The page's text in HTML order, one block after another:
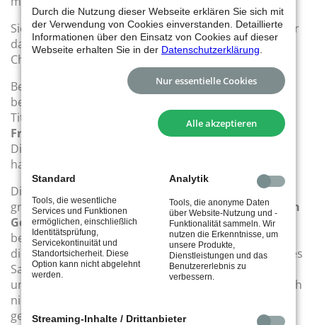
Sieger der U18 wurde dieses JahrKilian Aßmann, der
damit seinen Titel aus dem letzten Jahr als U15
Champion wiederholen konnte.
Bei den Damen50 setzte sichBirgit Regnitterdurch,
bei den Herren 50 verteidigte
Titel in einem spannenden und knappen Finale gegen
Frank Teuber
, der in der Vorrunde das Spiel gegen
Dieter noch mit einem fiesen Netzroller gewonnen
hatte.
Die aktiven Herren und Herren 40 spielten in einer
großen Konkurrenz. Es kam zum Finale von Sebastian
Georgi, der schon zwei Vereinsmeister-Krönchen
besitzt undMatthias Klink
. Wer das Glück hatte, bei
diesem Finale zuschauen zu dürfen, bekam exzellentes
Sandplatztennis zu sehen, das von höchster Qualität
und Spielkunst geprägt war. Die beiden schenkten sich
nichts und hätten doch auch dem anderen den Sieg
gegönnt.
Durch die Nutzung dieser Webseite erklären Sie sich mit
der Verwendung von Cookies einverstanden. Detaillierte
Informationen über den Einsatz von Cookies auf dieser
Webseite erhalten Sie in der Datenschutzerklärung
Nur essentielle Cookies
Alle akzeptieren
Standard
Tools, die wesentliche
Services und Funktionen
ermöglichen, einschließlich
Identitätsprüfung,
Servicekontinuität und
Standortsicherheit. Diese
Option kann nicht abgelehnt
werden.
Analytik
Tools, die anonyme Daten
über Website-Nutzung und -
Funktionalität sammeln. Wir
nutzen die Erkenntnisse, um
unsere Produkte,
Dienstleistungen und das
Benutzererlebnis zu
verbessern.
Streaming-Inhalte / Drittanbieter